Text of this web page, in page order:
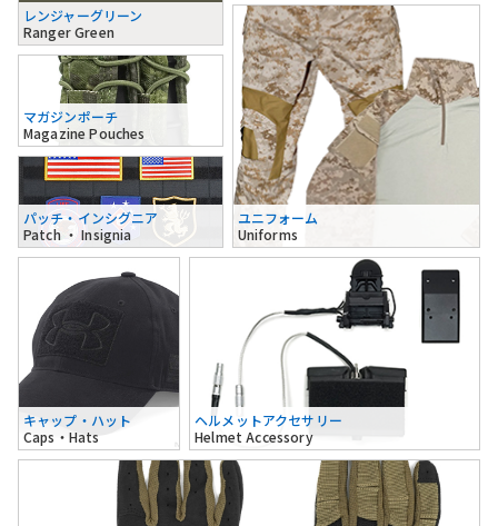
レンジャーグリーン
Ranger Green
マガジンポーチ
Magazine Pouches
パッチ・インシグニア
Patch ・ Insignia
ユニフォーム
Uniforms
キャップ・ハット
Caps・Hats
ヘルメットアクセサリー
Helmet Accessory